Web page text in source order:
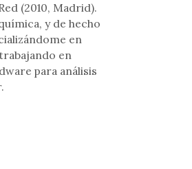
(2010, Madrid).
y de hecho
en
en
para análisis